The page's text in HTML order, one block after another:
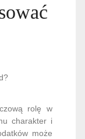
rolę w
charakter i
może